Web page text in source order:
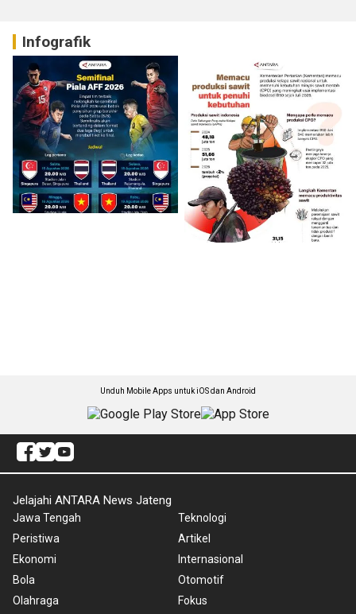
Infografik
Unduh Mobile Apps untuk iOS dan Android
Jelajahi ANTARA News Jateng
Jawa Tengah
Peristiwa
Ekonomi
Bola
Olahraga
Teknologi
Artikel
Internasional
Otomotif
Fokus